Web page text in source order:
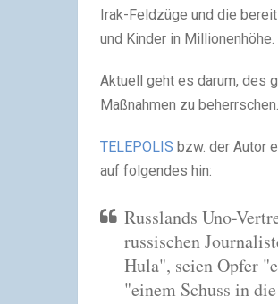
Irak-Feldzüge und die
und Kinder in Millionenhöhe.
Aktuell geht es darum, des
Maßnahmen zu beherrschen.
TELEPOLIS bzw. der Autor
auf folgendes hin:
Russlands Uno-
russischen
Hula", seien Opfer
"einem Schuss in